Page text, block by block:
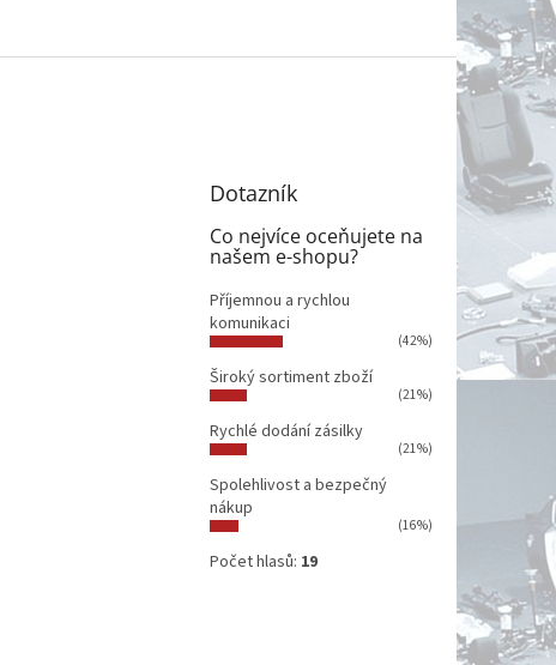
Dotazník
Co nejvíce oceňujete na
našem e-shopu?
Příjemnou a rychlou
komunikaci
(42%)
Široký sortiment zboží
(21%)
Rychlé dodání zásilky
(21%)
Spolehlivost a bezpečný
nákup
(16%)
Počet hlasů: 19